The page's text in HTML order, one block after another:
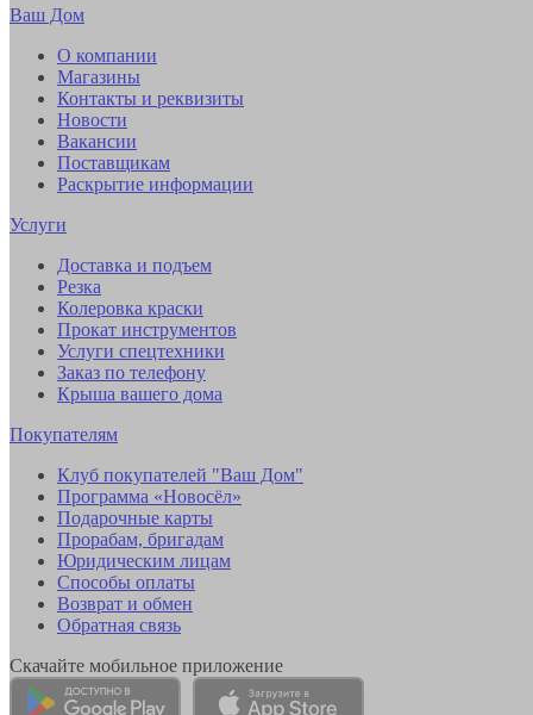
Ваш Дом
О компании
Магазины
Контакты и реквизиты
Новости
Вакансии
Поставщикам
Раскрытие информации
Услуги
Доставка и подъем
Резка
Колеровка краски
Прокат инструментов
Услуги спецтехники
Заказ по телефону
Крыша вашего дома
Покупателям
Клуб покупателей "Ваш Дом"
Программа «Новосёл»
Подарочные карты
Прорабам, бригадам
Юридическим лицам
Способы оплаты
Возврат и обмен
Обратная связь
Скачайте мобильное приложение